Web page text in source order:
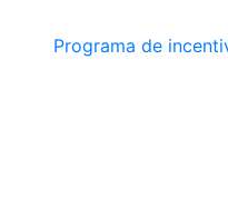
Programa de